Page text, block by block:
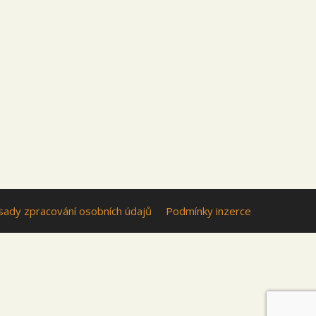
zpracování osobních údajů Podmínky inzerce